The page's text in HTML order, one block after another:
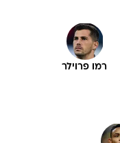
רמו פרוילר